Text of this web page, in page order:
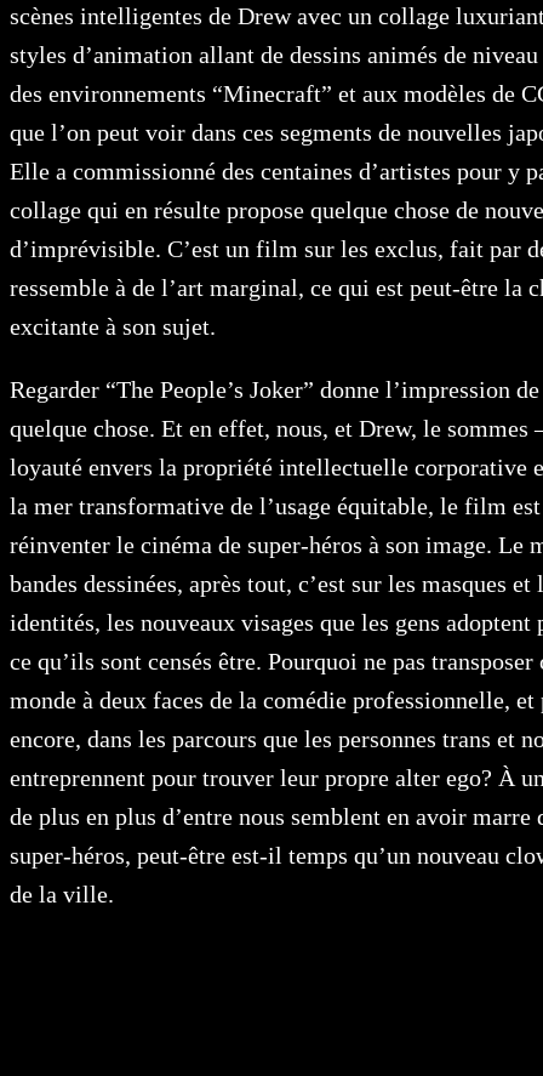
scènes intelligentes de Drew avec un collage
styles d’animation allant de dessins animés de
des environnements “Minecraft” et aux modèles de
que l’on peut voir dans ces segments de nouvelles
Elle a commissionné des centaines d’artistes pour y
collage qui en résulte propose quelque chose de
d’imprévisible. C’est un film sur les exclus, fait par
ressemble à de l’art marginal, ce qui est peut-être la
excitante à son sujet.
Regarder “The People’s Joker” donne l’impression
quelque chose. Et en effet, nous, et Drew, le sommes
loyauté envers la propriété intellectuelle corporative
la mer transformative de l’usage équitable, le film
réinventer le cinéma de super-héros à son image. Le
bandes dessinées, après tout, c’est sur les masques et
identités, les nouveaux visages que les gens adoptent
ce qu’ils sont censés être. Pourquoi ne pas transposer
monde à deux faces de la comédie professionnelle,
encore, dans les parcours que les personnes trans et
entreprennent pour trouver leur propre alter ego? À
de plus en plus d’entre nous semblent en avoir marre
super-héros, peut-être est-il temps qu’un nouveau
de la ville.